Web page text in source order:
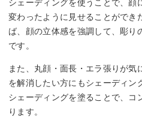
シェーディングを使うことで、顔
変わったように見せることができ
ば、顔の立体感を強調して、彫り
です。
また、丸顔・面長・エラ張りが気
を解消したい方にもシェーディン
シェーディングを塗ることで、コ
ります。